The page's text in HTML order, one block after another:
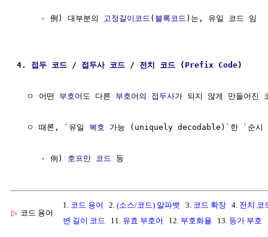
     - 例) 대부분의
고정길이코드 ( 블록코드 )는, 유일 코드 임
4. 접두 코드 / 접두사 코드 / 전치 코드 ( Prefix Code)
  ㅇ 어떤
부호어 도 다른 부호어 의 접두사가 되지 않게 만들어진
  ㅇ 때론, `유일
복호 가능 (uniquely decodable)`한 `순시
     - 例)
호프만 코드
▷ 코드 용어
1. 코드 용어 2. (소스/코드) 알파벳 3. 코드 확장 4. 전치 코
변 길이 코드
11. 유효 부호어 12. 부호화율 13. 등가 부호